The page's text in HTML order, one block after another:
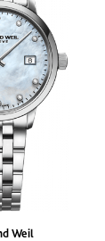
Weil